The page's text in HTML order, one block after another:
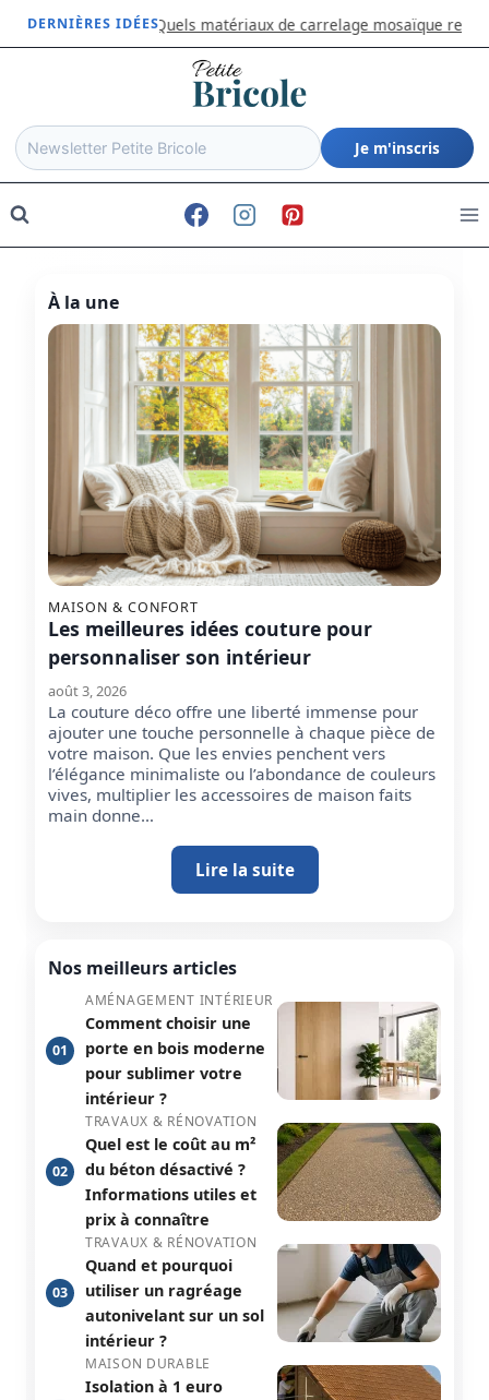
Aller
au
DERNIÈRES IDÉES
Quels matériaux de carrelage mosaïque retiennent l’attention
Je m'inscris
Nos meilleurs articles
01
AMÉNAGEMENT INTÉRIEUR
Comment choisir une
porte en bois moderne
pour sublimer votre
intérieur ?
02
TRAVAUX & RÉNOVATION
Quel est le coût au m²
du béton désactivé ?
Informations utiles et
prix à connaître
03
TRAVAUX & RÉNOVATION
Quand et pourquoi
utiliser un ragréage
autonivelant sur un sol
intérieur ?
MAISON DURABLE
Isolation à 1 euro
À la une
MAISON & CONFORT
Les meilleures idées couture pour
personnaliser son intérieur
août 3, 2026
La couture déco offre une liberté immense pour
ajouter une touche personnelle à chaque pièce de
votre maison. Que les envies penchent vers
l’élégance minimaliste ou l’abondance de couleurs
vives, multiplier les accessoires de maison faits
main donne…
Lire la suite